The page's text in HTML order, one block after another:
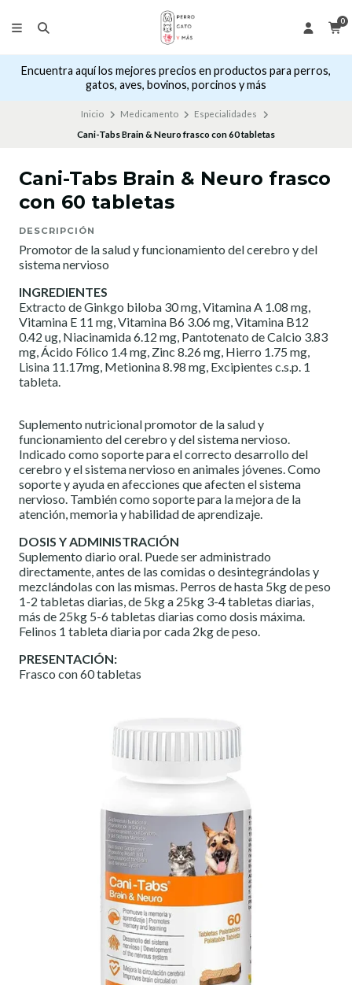
0
Encuentra aquí los mejores precios en productos para perros,
gatos, aves, bovinos, porcinos y más
Inicio Medicamento
Especialidades
Cani-Tabs Brain & Neuro frasco con 60 tabletas
Cani-Tabs Brain & Neuro frasco
con 60 tabletas
DESCRIPCIÓN
Promotor de la salud y funcionamiento del cerebro y del
sistema nervioso
INGREDIENTES
Extracto de Ginkgo biloba 30 mg, Vitamina A 1.08 mg,
Vitamina E 11 mg, Vitamina B6 3.06 mg, Vitamina B12
0.42 ug, Niacinamida 6.12 mg, Pantotenato de Calcio 3.83
mg, Ácido Fólico 1.4 mg, Zinc 8.26 mg, Hierro 1.75 mg,
Lisina 11.17mg, Metionina 8.98 mg, Excipientes c.s.p. 1
tableta.
Suplemento nutricional promotor de la salud y
funcionamiento del cerebro y del sistema nervioso.
Indicado como soporte para el correcto desarrollo del
cerebro y el sistema nervioso en animales jóvenes. Como
soporte y ayuda en afecciones que afecten el sistema
nervioso. También como soporte para la mejora de la
atención, memoria y habilidad de aprendizaje.
DOSIS Y ADMINISTRACIÓN
Suplemento diario oral. Puede ser administrado
directamente, antes de las comidas o desintegrándolas y
mezclándolas con las mismas. Perros de hasta 5kg de peso
1-2 tabletas diarias, de 5kg a 25kg 3-4 tabletas diarias,
más de 25kg 5-6 tabletas diarias como dosis máxima.
Felinos 1 tableta diaria por cada 2kg de peso.
PRESENTACIÓN:
Frasco con 60 tabletas